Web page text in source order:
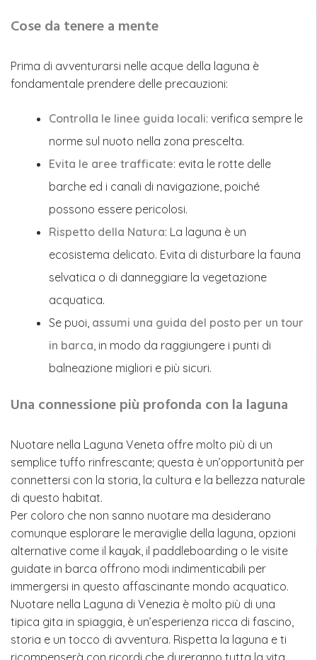
Cose da tenere a mente
Prima di avventurarsi nelle acque della laguna è
fondamentale prendere delle precauzioni:
Controlla le linee guida locali: verifica sempre le
norme sul nuoto nella zona prescelta.
Evita le aree trafficate: evita le rotte delle
barche ed i canali di navigazione, poiché
possono essere pericolosi.
Rispetto della Natura: La laguna è un
ecosistema delicato. Evita di disturbare la fauna
selvatica o di danneggiare la vegetazione
acquatica.
Se puoi, assumi una guida del posto per un tour
in barca , in modo da raggiungere i punti di
balneazione migliori e più sicuri.
Una connessione più profonda con la laguna
Nuotare nella Laguna Veneta offre molto più di un
semplice tuffo rinfrescante; questa è un’opportunità per
connettersi con la storia, la cultura e la bellezza naturale
di questo habitat.
Per coloro che non sanno nuotare ma desiderano
comunque esplorare le meraviglie della laguna, opzioni
alternative come il kayak, il paddleboarding o le visite
guidate in barca offrono modi indimenticabili per
immergersi in questo affascinante mondo acquatico.
Nuotare nella Laguna di Venezia è molto più di una
tipica gita in spiaggia, è un’esperienza ricca di fascino,
storia e un tocco di avventura. Rispetta la laguna e ti
ricompenserà con ricordi che dureranno tutta la vita.